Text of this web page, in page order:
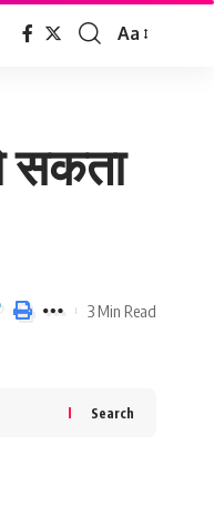
Font
Aa
सकता
3 Min Read
Search